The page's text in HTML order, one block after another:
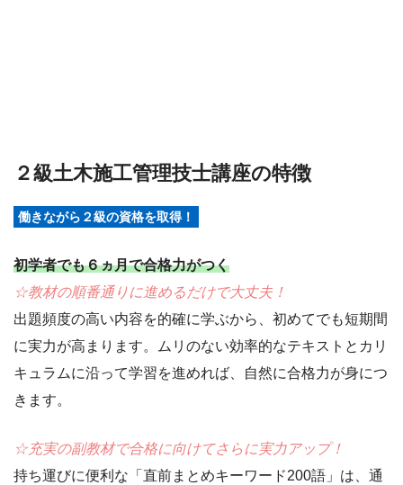
２級土木施工管理技士講座の特徴
働きながら２級の資格を取得！
初学者でも６ヵ月で合格力がつく
☆教材の順番通りに進めるだけで大丈夫！
出題頻度の高い内容を的確に学ぶから、初めてでも短期間
に実力が高まります。ムリのない効率的なテキストとカリ
キュラムに沿って学習を進めれば、自然に合格力が身につ
きます。
☆充実の副教材で合格に向けてさらに実力アップ！
持ち運びに便利な「直前まとめキーワード200語」は、通